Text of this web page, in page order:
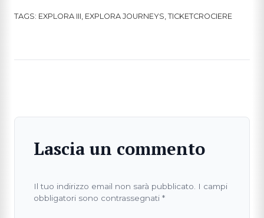
TAGS: EXPLORA III EXPLORA JOURNEYS TICKETCROCIERE
Lascia un commento
Il tuo indirizzo email non sarà pubblicato.
I campi
obbligatori sono contrassegnati *